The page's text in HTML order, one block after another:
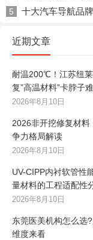
5 十大汽车导航品
近期文章
耐温200℃！江苏纽
复”高温材料”卡脖子
2026年8月10日
2026非开挖修复材
争力格局解读
2026年8月10日
UV-CIPP内衬软管性
量材料的工程适配性
2026年8月10日
东莞医美机构怎么选
维度来看